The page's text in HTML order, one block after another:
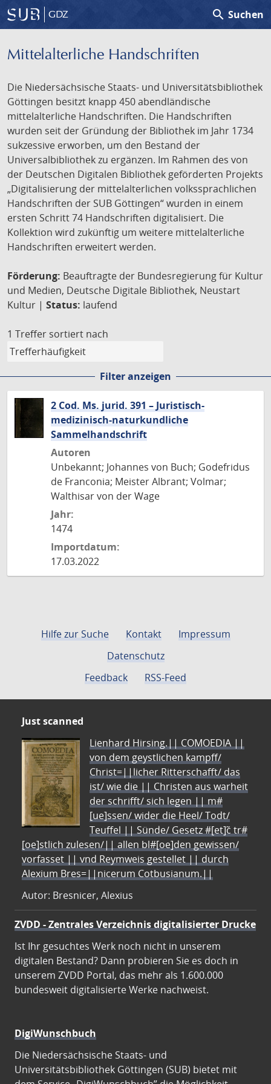
GDZ search Suchen
Mittelalterliche Handschriften
Die Niedersächsische Staats- und Universitätsbibliothek
Göttingen besitzt knapp 450 abendländische
mittelalterliche Handschriften. Die Handschriften
wurden seit der Gründung der Bibliothek im Jahr 1734
sukzessive erworben, um den Bestand der
Universalbibliothek zu ergänzen. Im Rahmen des von
der Deutschen Digitalen Bibliothek geförderten Projekts
„Digitalisierung der mittelalterlichen volkssprachlichen
Handschriften der SUB Göttingen“ wurden in einem
ersten Schritt 74 Handschriften digitalisiert. Die
Kollektion wird zukünftig um weitere mittelalterliche
Handschriften erweitert werden.
Förderung: Beauftragte der Bundesregierung für Kultur
und Medien, Deutsche Digitale Bibliothek, Neustart
Kultur | Status: laufend
1 Treffer sortiert nach
Filter anzeigen
2 Cod. Ms. jurid. 391 – Juristisch-
medizinisch-naturkundliche
Sammelhandschrift
Autoren
Unbekannt; Johannes von Buch; Godefridus
de Franconia; Meister Albrant; Volmar;
Walthisar von der Wage
Jahr:
1474
Importdatum:
17.03.2022
Hilfe zur Suche Kontakt
Impressum
Datenschutz
Feedback
RSS-Feed
Just scanned
Lienhard Hirsing.|| COMOEDIA ||
von dem geystlichen kampff/
Christ=||licher Ritterschafft/ das
ist/ wie die || Christen aus warheit
der schrifft/ sich legen || m#
[ue]ssen/ wider die Heel/ Todt/
Teuffel || Sünde/ Gesetz #[et]c̃ tr#
[oe]stlich zulesen/|| allen bl#[oe]den gewissen/
vorfasset || vnd Reymweis gestellet || durch
Alexium Bres=||nicerum Cotbusianum.||
Autor: Bresnicer, Alexius
ZVDD - Zentrales Verzeichnis digitalisierter Drucke
Ist Ihr gesuchtes Werk noch nicht in unserem
digitalen Bestand? Dann probieren Sie es doch in
unserem ZVDD Portal, das mehr als 1.600.000
bundesweit digitalisierte Werke nachweist.
DigiWunschbuch
Die Niedersächsische Staats- und
Universitätsbibliothek Göttingen (SUB) bietet mit